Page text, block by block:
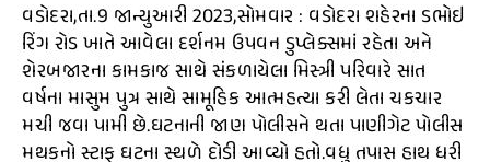
વડોદરા,તા.9 જાન્યુઆરી 2023,સોમવાર : વડોદરા શહેરના ડભોઇ
રિંગ રોડ ખાતે આવેલા દર્શનમ ઉપવન ડુપ્લેક્સમાં રહેતા અને
શેરબજારના કામકાજ સાથે સંકળાયેલા મિસ્ત્રી પરિવારે સાત
વર્ષના માસુમ પુત્ર સાથે સામૂહિક આત્મહત્યા કરી લેતા ચકચાર
મચી જવા પામી છે.ઘટનાની જાણ પોલીસને થતા પાણીગેટ પોલીસ
મથકનો સ્ટાફ ઘટના સ્થળે દોડી આવ્યો હતો.વધુ તપાસ હાથ ધરી